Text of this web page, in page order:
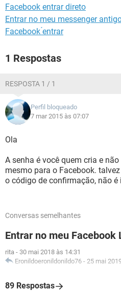
Facebook entrar direto
Entrar no meu messenger
Facebook ́entrar
1 Respostas
RESPOSTA 1 / 1
Perfil bloqueado
7 mar 2015 às 07:07
Ola
A senha é você quem cria e
mesmo para o Facebook.
o código de confirmação, não é
Conversas semelhantes
Entrar no meu Facebook
rita - 30 mai 2018 às 14:31
Eronildoeronildonildo76 - 25 mai
89 Respostas